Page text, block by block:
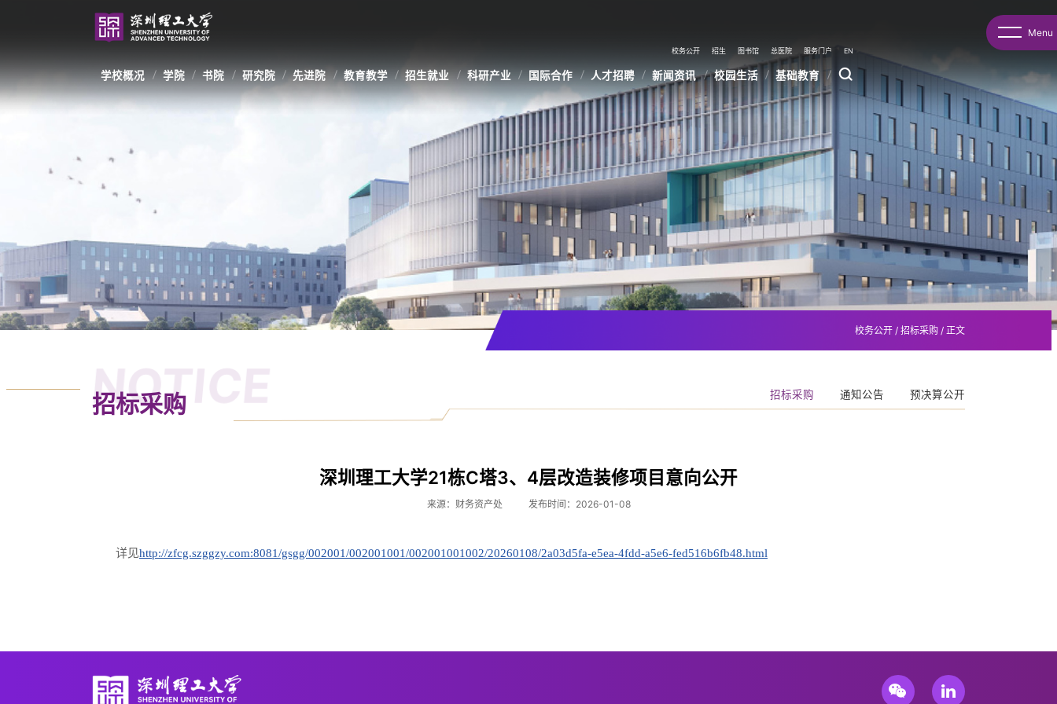
校务公开 招生 图书馆 总医院 服务门户 EN
学校概况 学院 书院 研究院 先进院 教育教学 招生就业 科研产业 国际合作 人才招聘 新闻资讯 校园生活 基础教育
Menu
校务公开 / 招标采购 / 正文
NOTICE
招标采购 招标采购 通知公告 预决算公开
深圳理工大学21栋C塔3、4层改造装修项目意向公开
来源：财务资产处 发布时间：2026-01-08
详见http://zfcg.szggzy.com:8081/gsgg/002001/002001001/002001001002/20260108/2a03d5fa-e5ea-4fdd-a5e6-fed516b6fb48.html